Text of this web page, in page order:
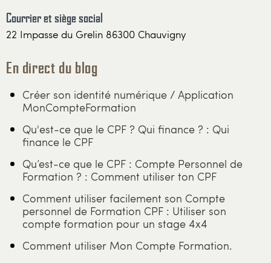
Courrier et siège social
22 Impasse du Grelin 86300 Chauvigny
En direct du blog
Créer son identité numérique / Application
MonCompteFormation
Qu'est-ce que le CPF ? Qui finance ? : Qui
finance le CPF
Qu’est-ce que le CPF : Compte Personnel de
Formation ? : Comment utiliser ton CPF
Comment utiliser facilement son Compte
personnel de Formation CPF : Utiliser son
compte formation pour un stage 4x4
Comment utiliser Mon Compte Formation.